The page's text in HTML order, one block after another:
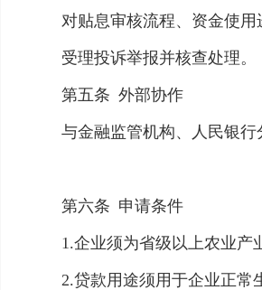
对贴息审核流程、资金使用
受理投诉举报并核查处理。
第五条 外部协作
与金融监管机构、人民银行
第六条 申请条件
1.企业须为省级以上农业
2.贷款用途须用于企业正常